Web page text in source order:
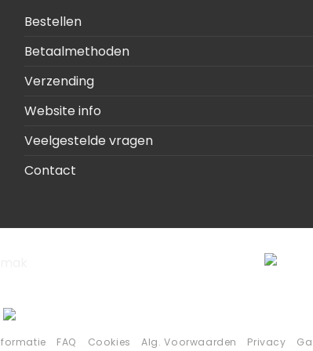
Bestellen
Betaalmethoden
Verzending
Website info
Veelgestelde vragen
Contact
FAQ Cookies Alg. Voorwaarden Privacy